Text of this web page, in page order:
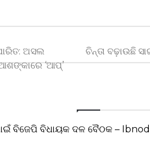
ଅସଲ
‘ଆପ୍’
ଚିନ୍ତା ବଢ଼ାଉଛି
ବିଜେପି ବିଧାୟକ ଦଳ ବୈଠକ –